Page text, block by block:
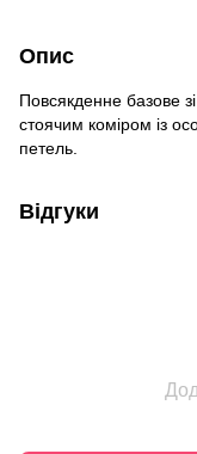
Опис
Повсякденне базове
стоячим коміром із
петель.
Відгуки